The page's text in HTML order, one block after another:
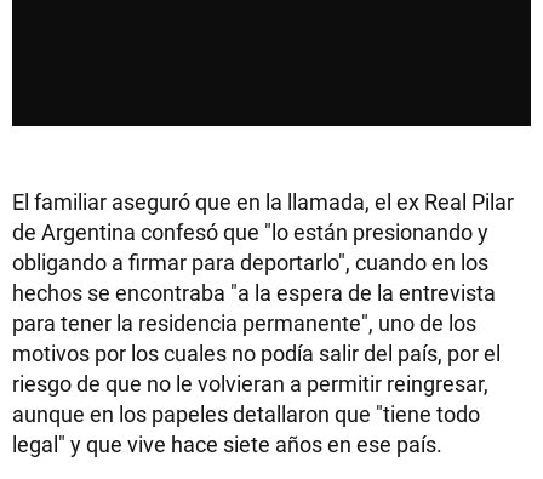
El familiar aseguró que en la llamada, el ex Real Pilar
de Argentina confesó que "lo están presionando y
obligando a firmar para deportarlo", cuando en los
hechos se encontraba "a la espera de la entrevista
para tener la residencia permanente", uno de los
motivos por los cuales no podía salir del país, por el
riesgo de que no le volvieran a permitir reingresar,
aunque en los papeles detallaron que "tiene todo
legal" y que vive hace siete años en ese país.